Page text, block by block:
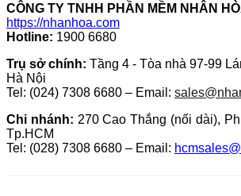
CÔNG TY TNHH PHẦN MỀM NHÂN
https://nhanhoa.com
Hotline: 1900 6680
Trụ sở chính: Tầng 4 - Tòa nhà 97-99
Hà Nội
Tel: (024) 7308 6680 – Email:
Chi nhánh: 270 Cao Thắng (nối dài),
Tp.HCM
Tel: (028) 7308 6680 – Email: